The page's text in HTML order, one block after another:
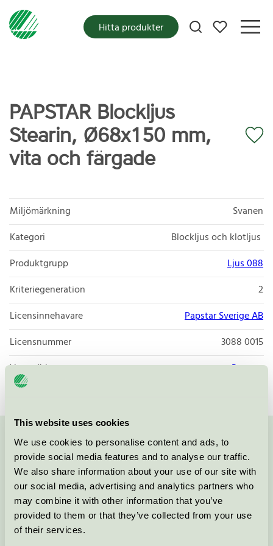
This website uses cookies
We use cookies to personalise content and ads, to
provide social media features and to analyse our traffic.
We also share information about your use of our site with
our social media, advertising and analytics partners who
may combine it with other information that you’ve
provided to them or that they’ve collected from your use
of their services.
Mina favoriter
Hitta produkter
PAPSTAR Blockljus
Stearin, Ø68x150 mm,
vita och färgade
Miljömärkning
Svanen
Kategori
Blockljus och klotljus
Produktgrupp
Ljus 088
Kriteriegeneration
2
Licensinnehavare
Papstar Sverige AB
Licensnummer
3088 0015
Varumärke
Papstar
Kontakta oss på 08-55 55 24 00eller via formuläret:
Fortsätt